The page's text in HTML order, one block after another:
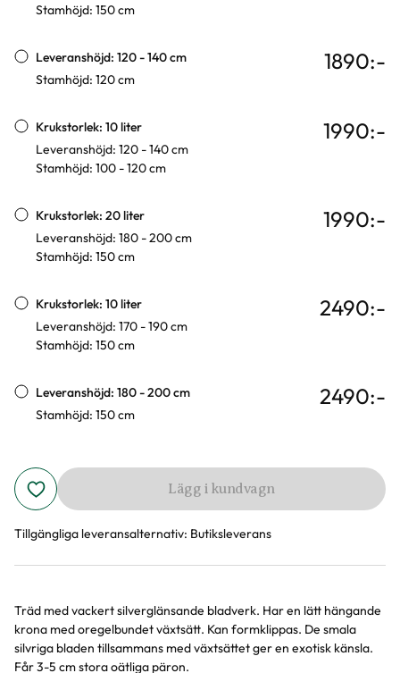
Stamhöjd: 150 cm
Leveranshöjd: 120 - 140 cm
Stamhöjd: 120 cm
1890:-
Krukstorlek: 10 liter
Leveranshöjd: 120 - 140 cm
Stamhöjd: 100 - 120 cm
1990:-
Krukstorlek: 20 liter
Leveranshöjd: 180 - 200 cm
Stamhöjd: 150 cm
1990:-
Krukstorlek: 10 liter
Leveranshöjd: 170 - 190 cm
Stamhöjd: 150 cm
2490:-
Leveranshöjd: 180 - 200 cm
Stamhöjd: 150 cm
2490:-
Lägg i kundvagn
Tillgängliga leveransalternativ: Butiksleverans
Produktinformation
Träd med vackert silverglänsande bladverk. Har en lätt hängande
krona med oregelbundet växtsätt. Kan formklippas. De smala
silvriga bladen tillsammans med växtsättet ger en exotisk känsla.
Får 3-5 cm stora oätliga päron.